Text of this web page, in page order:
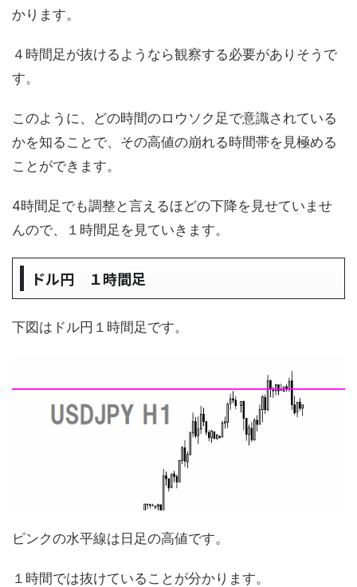
かります。
４時間足が抜けるようなら観察する必要がありそうで
す。
このように、どの時間のロウソク足で意識されている
かを知ることで、その高値の崩れる時間帯を見極める
ことができます。
4時間足でも調整と言えるほどの下降を見せていませ
んので、１時間足を見ていきます。
ドル円 １時間足
下図はドル円１時間足です。
ピンクの水平線は日足の高値です。
１時間では抜けていることが分かります。